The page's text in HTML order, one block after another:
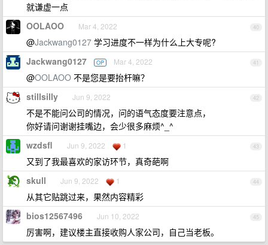
就谦虚一点
40
OOLAOO Mar 4, 2022
@Jackwang0127 学习进度不一样为什么上大专呢?
41
Jackwang0127 OP Mar 4, 2022
@OOLAOO 不是您是要抬杆嘛？
42
stillsilly Jun 9, 2022
不是不能问公司的情况，问的语气态度要注意点，
你好请问谢谢挂嘴边，会少很多麻烦^_^
43
wzdsfl Jun 9, 2022 1
又到了我最喜欢的家访环节，真奇葩啊
44
skull Jun 9, 2022 1
从其它贴跳过来，果然内容精彩
45
bios12567496 Jun 10, 2022
厉害啊，建议楼主直接收购人家公司，自己当老板。